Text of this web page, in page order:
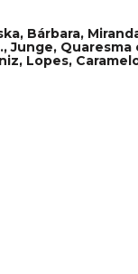
Bárbara,
Junge,
Lopes,